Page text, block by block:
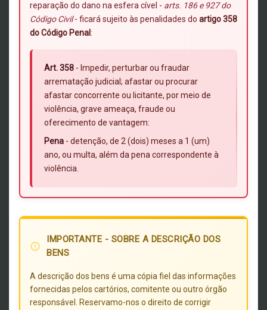
reparação do dano na esfera cível - arts. 186 e 927 do
Código Civil- ficará sujeito às penalidades do artigo 358
do Código Penal:
Art. 358 - Impedir, perturbar ou fraudar
arrematação judicial; afastar ou procurar
afastar concorrente ou licitante, por meio de
violência, grave ameaça, fraude ou
oferecimento de vantagem:
Pena - detenção, de 2 (dois) meses a 1 (um)
ano, ou multa, além da pena correspondente à
violência.
error_outline
IMPORTANTE - SOBRE A DESCRIÇÃO DOS
BENS
A descrição dos bens é uma cópia fiel das informações
fornecidas pelos cartórios, comitente ou outro órgão
responsável. Reservamo-nos o direito de corrigir